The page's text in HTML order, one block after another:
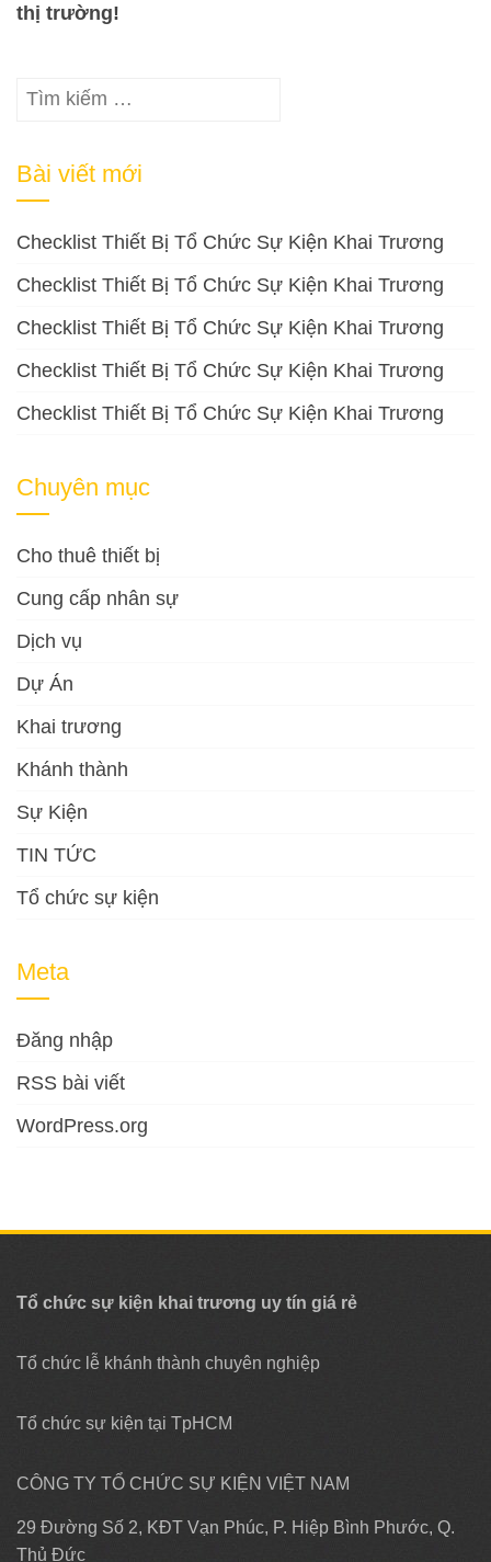
thị trường!
Tìm
Bài viết mới
Checklist Thiết Bị Tổ Chức Sự Kiện Khai Trương
Checklist Thiết Bị Tổ Chức Sự Kiện Khai Trương
Checklist Thiết Bị Tổ Chức Sự Kiện Khai Trương
Checklist Thiết Bị Tổ Chức Sự Kiện Khai Trương
Checklist Thiết Bị Tổ Chức Sự Kiện Khai Trương
Chuyên mục
Cho thuê thiết bị
Cung cấp nhân sự
Dịch vụ
Dự Án
Khai trương
Khánh thành
Sự Kiện
TIN TỨC
Tổ chức sự kiện
Meta
Đăng nhập
RSS bài viết
WordPress.org
Tổ chức sự kiện khai trương uy tín giá rẻ
Tổ chức lễ khánh thành chuyên nghiệp
Tổ chức sự kiện tại TpHCM
CÔNG TY TỔ CHỨC SỰ KIỆN VIỆT NAM
29 Đường Số 2, KĐT Vạn Phúc, P. Hiệp Bình Phước, Q.
Thủ Đức